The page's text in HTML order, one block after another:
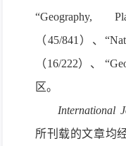
“Geography,
（45/841 ）、 “
（16/222）、 “
区。
International
所刊载的文章均